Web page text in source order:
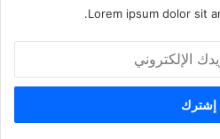
Lorem ipsum dolor sit